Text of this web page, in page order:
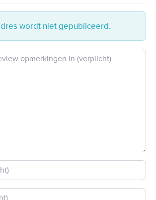
wordt niet gepubliceerd.